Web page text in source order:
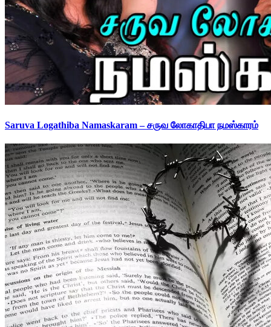
Saruva Logathiba Namaskaram – சருவ லோகாதிபா நமஸ்காரம்